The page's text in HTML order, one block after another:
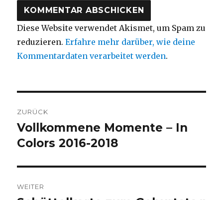
Diese Website verwendet Akismet, um Spam zu
reduzieren.Erfahre mehr darüber, wie deine
Kommentardaten verarbeitet werden.
ZURÜCK
Vorheriger
Beitrag:
Vollkommene Momente – In
Colors 2016-2018
WEITER